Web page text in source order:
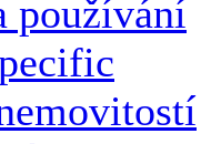
používání